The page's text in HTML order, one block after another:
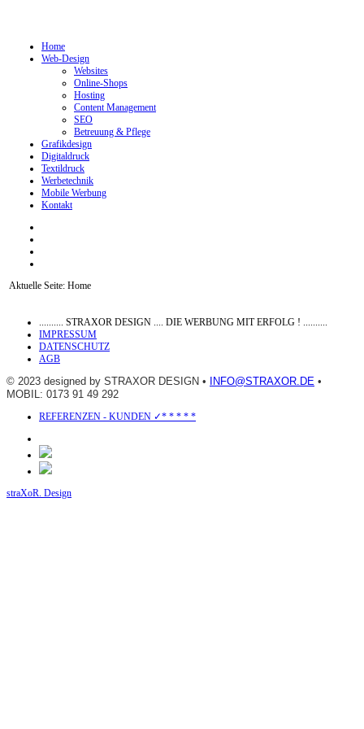
Home
Web-Design
Websites
Online-Shops
Hosting
Content Management
SEO
Betreuung & Pflege
Grafikdesign
Digitaldruck
Textildruck
Werbetechnik
Mobile Werbung
Kontakt
Aktuelle Seite: Home
.......... STRAXOR DESIGN .... DIE WERBUNG MIT ERFOLG ! ..........
IMPRESSUM
DATENSCHUTZ
AGB
© 2023 designed by STRAXOR DESIGN • INFO@STRAXOR.DE •
MOBIL: 0173 91 49 292
REFERENZEN - KUNDEN ✓* * * * *
straXoR. Design